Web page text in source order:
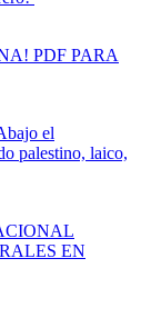
PDF PARA
el
palestino, laico,
EN